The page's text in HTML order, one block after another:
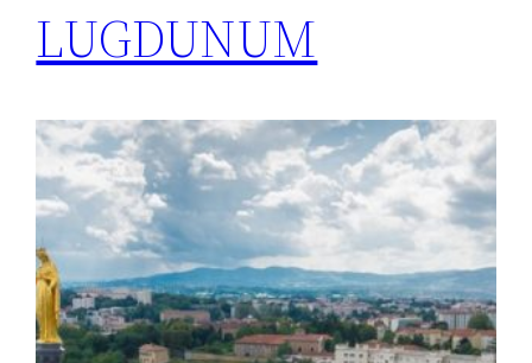
LUGDUNUM